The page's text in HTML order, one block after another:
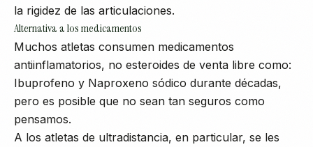
la rigidez de las articulaciones.
Alternativa a los medicamentos
Muchos atletas consumen medicamentos
antiinflamatorios, no esteroides de venta libre como:
Ibuprofeno y Naproxeno sódico durante décadas,
pero es posible que no sean tan seguros como
pensamos.
A los atletas de ultradistancia, en particular, se les